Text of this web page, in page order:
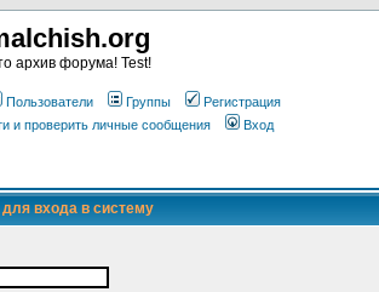
архив форума! Test!
Пользователи Группы
Регистрация
и проверить личные сообщения Вход
входа в систему